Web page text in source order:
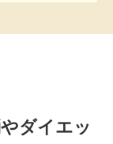
ダイエッ